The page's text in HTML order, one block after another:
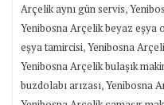
Arçelik aynı gün servis,
Yenibosna Arçelik beyaz eşya
eşya tamircisi,Yenibosna
Yenibosna Arçelik bulaşık
buzdolabı arızası,Yenibosna